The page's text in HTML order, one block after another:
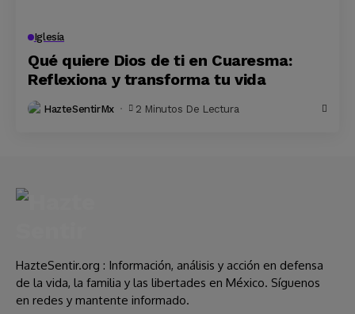
Iglesía
Qué quiere Dios de ti en Cuaresma:
Reflexiona y transforma tu vida
HazteSentirMx 2 Minutos De Lectura
HazteSentir.org : Información, análisis y acción en defensa
de la vida, la familia y las libertades en México. Síguenos
en redes y mantente informado.